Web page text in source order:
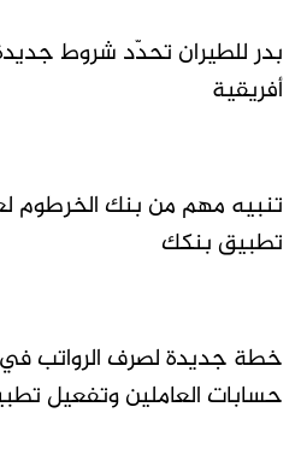
بدر للطيران تحدّد شروط
أفريقية
تنبيه مهم من بنك الخرطوم
تطبيق بنكك
خطة جديدة لصرف الرواتب
حسابات العاملين وتفعيل